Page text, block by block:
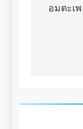
อมตะเ